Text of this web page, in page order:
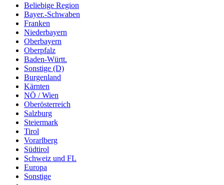
Beliebige Region
Bayer.-Schwaben
Franken
Niederbayern
Oberbayern
Oberpfalz
Baden-Württ.
Sonstige (D)
Burgenland
Kärnten
NÖ / Wien
Oberösterreich
Salzburg
Steiermark
Tirol
Vorarlberg
Südtirol
Schweiz und FL
Europa
Sonstige